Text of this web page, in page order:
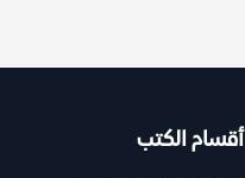
أقسام الكتب